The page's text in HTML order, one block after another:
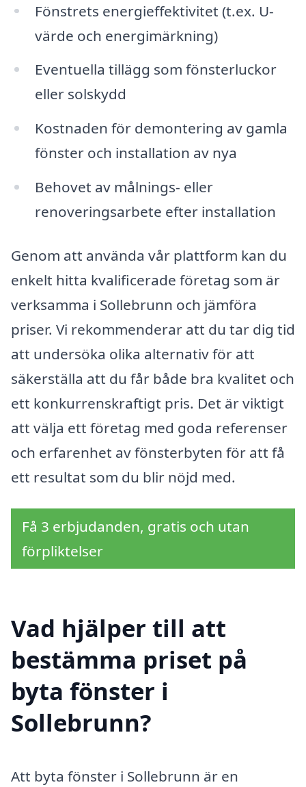
Fönstrets energieffektivitet (t.ex. U-
värde och energimärkning)
Eventuella tillägg som fönsterluckor
eller solskydd
Kostnaden för demontering av gamla
fönster och installation av nya
Behovet av målnings- eller
renoveringsarbete efter installation
Genom att använda vår plattform kan du
enkelt hitta kvalificerade företag som är
verksamma i Sollebrunn och jämföra
priser. Vi rekommenderar att du tar dig tid
att undersöka olika alternativ för att
säkerställa att du får både bra kvalitet och
ett konkurrenskraftigt pris. Det är viktigt
att välja ett företag med goda referenser
och erfarenhet av fönsterbyten för att få
ett resultat som du blir nöjd med.
Få 3 erbjudanden, gratis och utan
förpliktelser
Vad hjälper till att
bestämma priset på
byta fönster i
Sollebrunn?
Att byta fönster i Sollebrunn är en